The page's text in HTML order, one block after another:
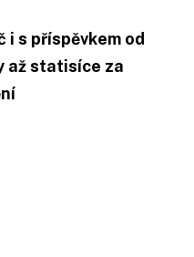
i s příspěvkem od
až statisíce za